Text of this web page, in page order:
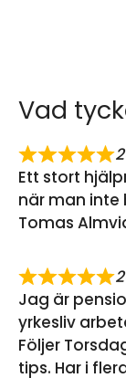
Vad
Ett stort
när man inte
Tomas
Jag är
yrkesliv
Följer
tips. Har i